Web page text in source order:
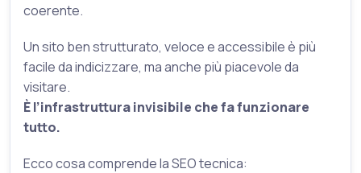
coerente.
Un sito ben strutturato, veloce e accessibile è più
facile da indicizzare, ma anche più piacevole da
visitare.
È l’infrastruttura invisibile che fa funzionare
tutto.
Ecco cosa comprende la SEO tecnica: